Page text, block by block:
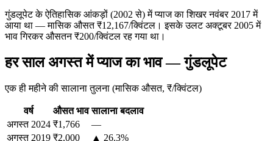
गुंडलूपेट के ऐतिहासिक आंकड़ों (2002 से) में प्याज का शिखर नवंबर 2017 में
आया था — मासिक औसत ₹12,167/क्विंटल। इसके उलट अक्टूबर 2005 में
भाव गिरकर औसतन ₹200/क्विंटल रह गया था।
हर साल अगस्त में प्याज का भाव — गुंडलूपेट
एक ही महीने की सालाना तुलना (मासिक औसत, ₹/क्विंटल)
वर्ष औसत भाव सालाना बदलाव
अगस्त 2024 ₹1,766
—
अगस्त 2019 ₹2,000 ▲ 26.3%